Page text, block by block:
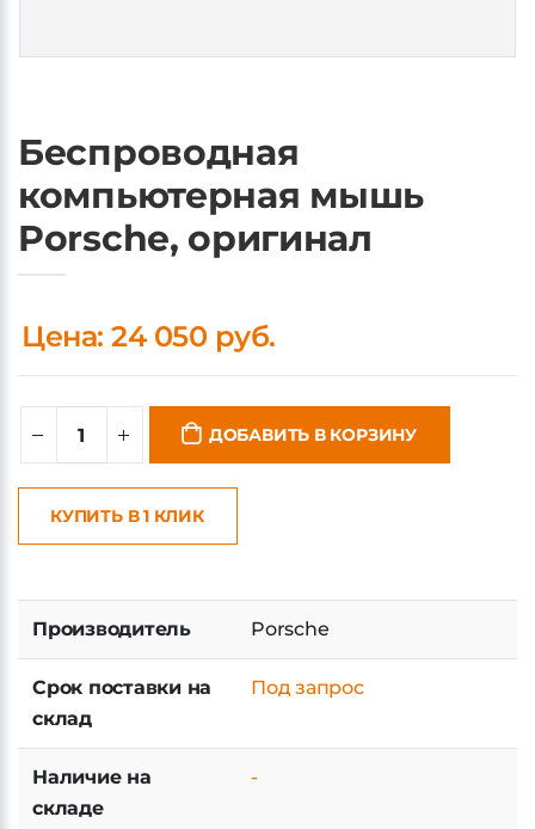
Беспроводная
компьютерная мышь
Porsche, оригинал
Цена: 24 050 руб.
ДОБАВИТЬ В КОРЗИНУ
КУПИТЬ В 1 КЛИК
Производитель Porsche
Срок поставки на
склад
Под запрос
Наличие на
складе
-